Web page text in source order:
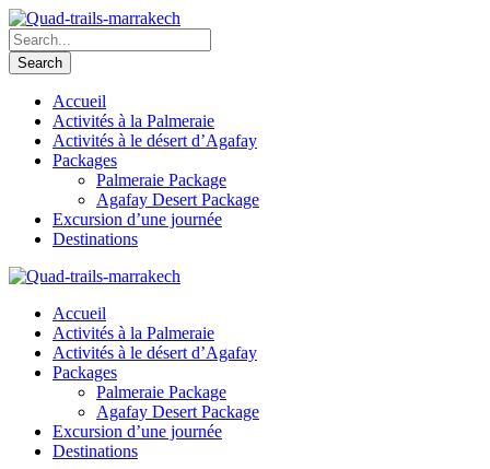
Accueil
Activités à la Palmeraie
Activités à le désert d’Agafay
Packages
Palmeraie Package
Agafay Desert Package
Excursion d’une journée
Destinations
Accueil
Activités à la Palmeraie
Activités à le désert d’Agafay
Packages
Palmeraie Package
Agafay Desert Package
Excursion d’une journée
Destinations